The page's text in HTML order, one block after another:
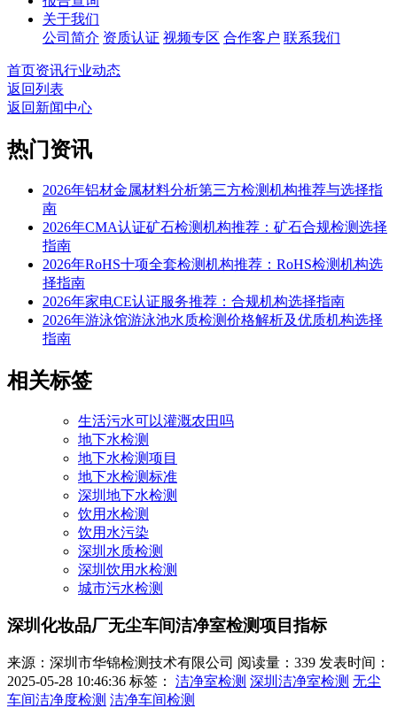
关于我们
公司简介 资质认证 视频专区 合作客户 联系我们
首页资讯行业动态
返回列表
返回新闻中心
热门资讯
2026年铝材金属材料分析第三方检测机构推荐与选择指
南
2026年CMA认证矿石检测机构推荐：矿石合规检测选择
指南
2026年RoHS十项全套检测机构推荐：RoHS检测机构选
择指南
2026年家电CE认证服务推荐：合规机构选择指南
2026年游泳馆游泳池水质检测价格解析及优质机构选择
指南
相关标签
生活污水可以灌溉农田吗
地下水检测
地下水检测项目
地下水检测标准
深圳地下水检测
饮用水检测
饮用水污染
深圳水质检测
深圳饮用水检测
城市污水检测
深圳化妆品厂无尘车间洁净室检测项目指标
来源：深圳市华锦检测技术有限公司 阅读量：339 发表时间：
2025-05-28 10:46:36 标签： 洁净室检测 深圳洁净室检测 无尘
车间洁净度检测 洁净车间检测